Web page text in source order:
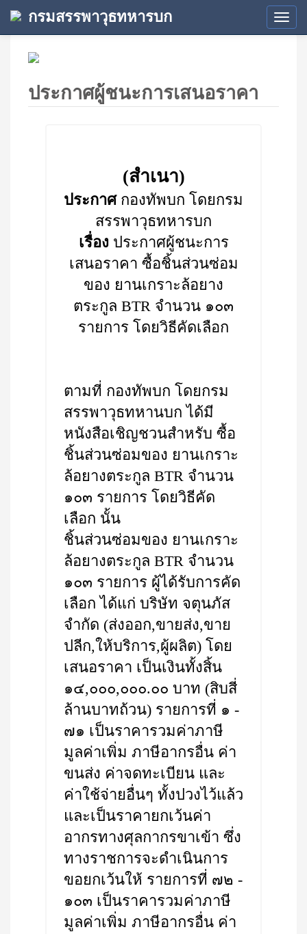
กรมสรรพาวุธทหารบก
ประกาศผู้ชนะการเสนอราคา
(สำเนา)
ประกาศกองทัพบก โดยกรม
สรรพาวุธทหารบก
เรื่อง ประกาศผู้ชนะการ
เสนอราคา ซื้อชิ้นส่วนซ่อม
ของ ยานเกราะล้อยาง
ตระกูล BTR จำนวน ๑๐๓
รายการ โดยวิธีคัดเลือก
ตามที่ กองทัพบก โดยกรม
สรรพาวุธทหานบก ได้มี
หนังสือเชิญชวนสำหรับ ซื้อ
ชิ้นส่วนซ่อมของ ยานเกราะ
ล้อยางตระกูล BTR จำนวน
๑๐๓ รายการ โดยวิธีคัด
เลือก นั้น
ชิ้นส่วนซ่อมของ ยานเกราะ
ล้อยางตระกูล BTR จำนวน
๑๐๓ รายการ ผู้ได้รับการคัด
เลือก ได้แก่ บริษัท จตุนภัส
จำกัด (ส่งออก,ขายส่ง,ขาย
ปลีก,ให้บริการ,ผู้ผลิต) โดย
เสนอราคา เป็นเงินทั้งสิ้น
๑๔,๐๐๐,๐๐๐.๐๐ บาท (สิบสี่
ล้านบาทถ้วน) รายการที่ ๑ -
๗๑ เป็นราคารวมค่าภาษี
มูลค่าเพิ่ม ภาษีอากรอื่น ค่า
ขนส่ง ค่าจดทะเบียน และ
ค่าใช้จ่ายอื่นๆ ทั้งปวงไว้แล้ว
และเป็นราคายกเว้นค่า
อากรทางศุลกากรขาเข้า ซึ่ง
ทางราชการจะดำเนินการ
ขอยกเว้นให้ รายการที่ ๗๒ -
๑๐๓ เป็นราคารวมค่าภาษี
มูลค่าเพิ่ม ภาษีอากรอื่น ค่า